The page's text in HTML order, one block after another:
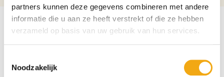
partners kunnen deze gegevens combineren met andere
informatie die u aan ze heeft verstrekt of die ze hebben
verzameld op basis van uw gebruik van hun services.
Noodzakelijk